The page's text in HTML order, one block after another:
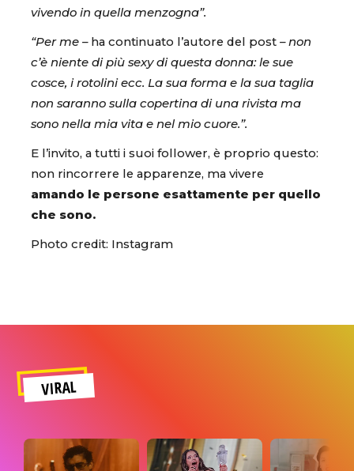
vivendo in quella menzogna”.
“Per me – ha continuato l’autore del post – non
c’è niente di più sexy di questa donna: le sue
cosce, i rotolini ecc. La sua forma e la sua taglia
non saranno sulla copertina di una rivista ma
sono nella mia vita e nel mio cuore.”.
E l’invito, a tutti i suoi follower, è proprio questo:
non rincorrere le apparenze, ma vivere
amando le persone esattamente per quello
che sono.
Photo credit: Instagram
VIRAL